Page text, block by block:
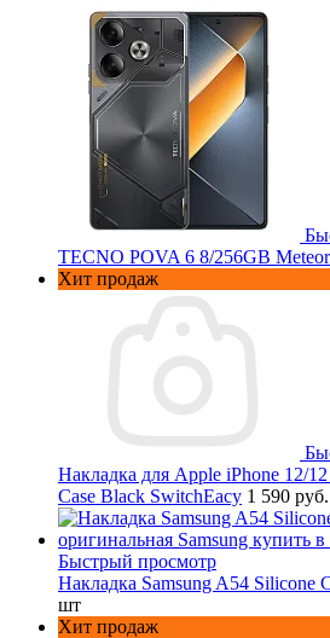
TECNO POVA 6 8/256GB
Хит продаж
Накладка для Apple iPhone 12/
Case Black SwitchEacy 1 590 руб.
Быстрый просмотр
Накладка Samsung A54 Silicone
шт
Хит продаж